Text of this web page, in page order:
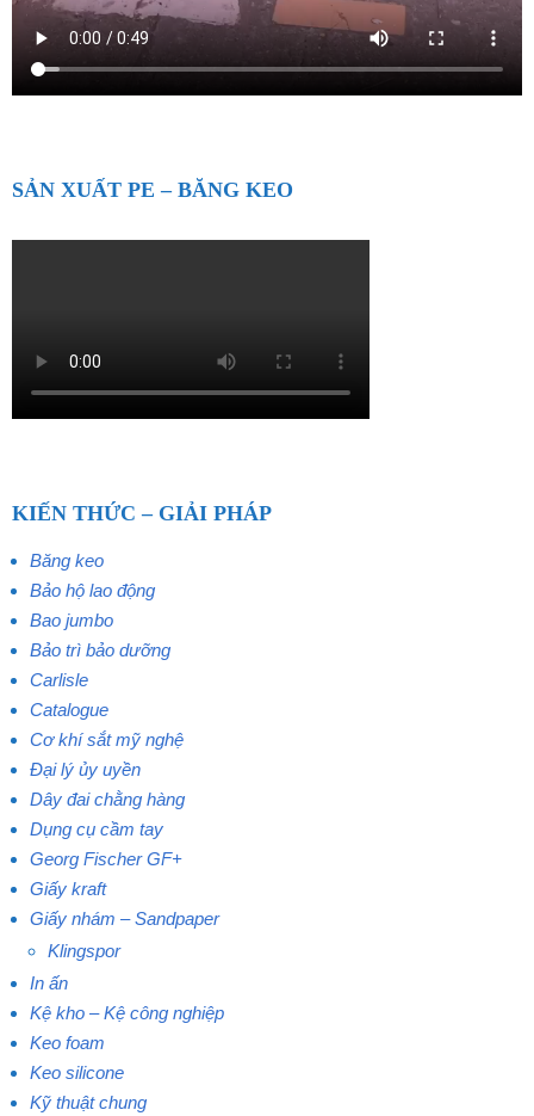
SẢN XUẤT PE – BĂNG KEO
KIẾN THỨC – GIẢI PHÁP
Băng keo
Bảo hộ lao động
Bao jumbo
Bảo trì bảo dưỡng
Carlisle
Catalogue
Cơ khí sắt mỹ nghệ
Đại lý ủy uyền
Dây đai chằng hàng
Dụng cụ cầm tay
Georg Fischer GF+
Giấy kraft
Giấy nhám – Sandpaper
Klingspor
In ấn
Kệ kho – Kệ công nghiệp
Keo foam
Keo silicone
Kỹ thuật chung